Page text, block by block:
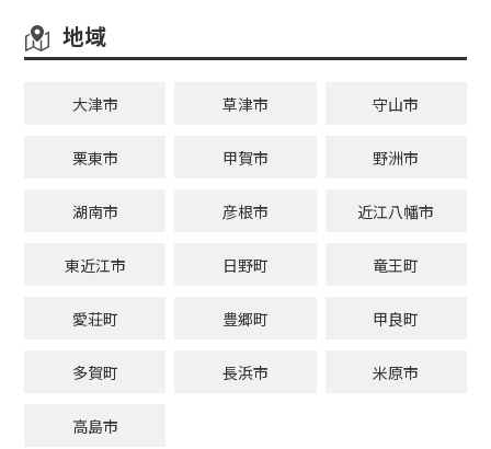
地域
大津市 草津市 守山市
栗東市 甲賀市 野洲市
湖南市 彦根市 近江八幡市
東近江市 日野町 竜王町
愛荘町 豊郷町 甲良町
多賀町 長浜市 米原市
高島市